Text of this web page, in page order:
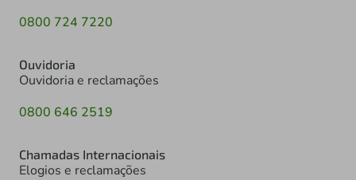
0800 724 7220
Ouvidoria
Ouvidoria e reclamações
0800 646 2519
Chamadas Internacionais
Elogios e reclamações